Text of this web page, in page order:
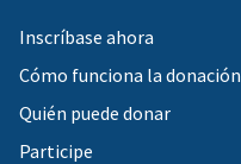
Inscríbase ahora
Cómo funciona la donación
Quién puede donar
Participe